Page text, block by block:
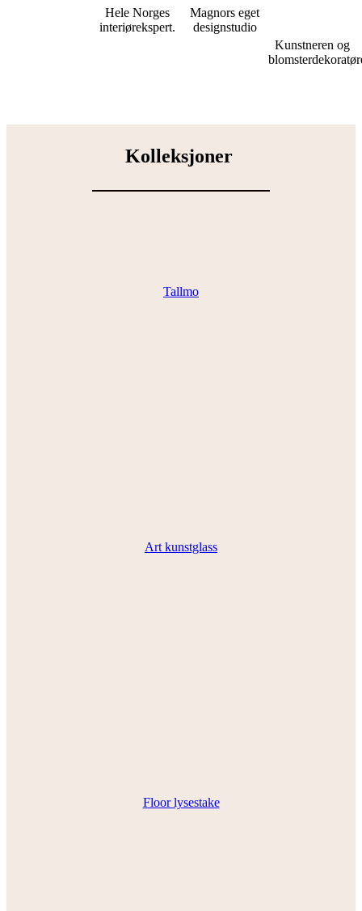
Hele Norges
interiørekspert.
Magnors eget
designstudio
Kunstneren og
Kolleksjoner
Tallmo
Art kunstglass
Floor lysestake